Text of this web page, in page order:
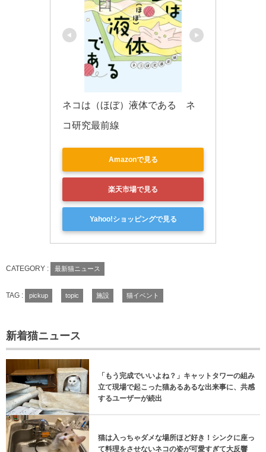
ネコは（ほぼ）液体である　ネ
コ研究最前線
Amazonで見る
楽天市場で見る
Yahoo!ショッピングで見る
CATEGORY : 最新猫ニュース
TAG : pickup topic 施設 猫イベント
新着猫ニュース
「もう完成でいいよね？」キャットタワーの組み
立て現場で起こった猫あるあるな出来事に、共感
するユーザーが続出
猫は入っちゃダメな場所ほど好き！シンクに座っ
て料理をさせないネコの姿が可愛すぎて大反響